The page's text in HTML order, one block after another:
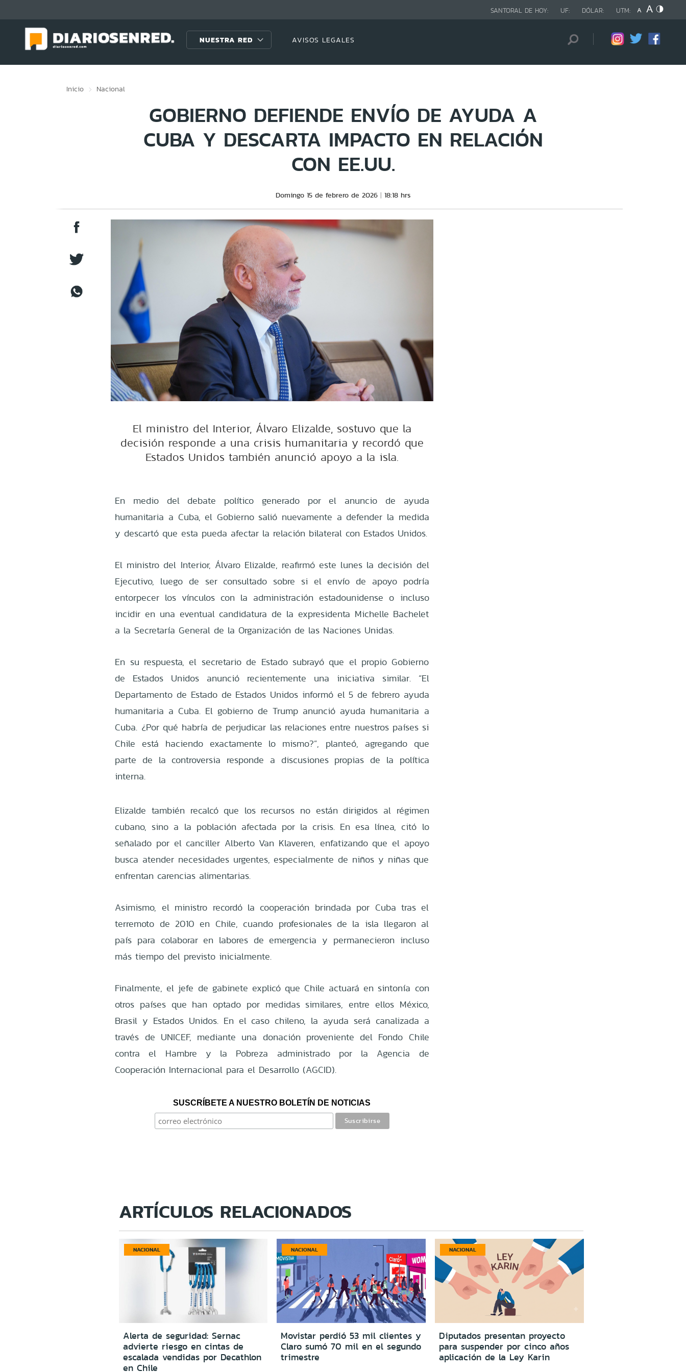
SANTORAL DE HOY: UF: DÓLAR: UTM:
NUESTRA RED AVISOS LEGALES
Inicio Nacional
GOBIERNO DEFIENDE ENVÍO DE AYUDA A
CUBA Y DESCARTA IMPACTO EN RELACIÓN
CON EE.UU.
Domingo 15 de febrero de 2026 18:18 hrs
El ministro del Interior, Álvaro Elizalde, sostuvo que la
decisión responde a una crisis humanitaria y recordó que
Estados Unidos también anunció apoyo a la isla.
En medio del debate político generado por el anuncio de ayuda
humanitaria a Cuba, el Gobierno salió nuevamente a defender la medida
y descartó que esta pueda afectar la relación bilateral con Estados Unidos.
El ministro del Interior, Álvaro Elizalde, reafirmó este lunes la decisión del
Ejecutivo, luego de ser consultado sobre si el envío de apoyo podría
entorpecer los vínculos con la administración estadounidense o incluso
incidir en una eventual candidatura de la expresidenta Michelle Bachelet
a la Secretaría General de la Organización de las Naciones Unidas.
En su respuesta, el secretario de Estado subrayó que el propio Gobierno
de Estados Unidos anunció recientemente una iniciativa similar. “El
Departamento de Estado de Estados Unidos informó el 5 de febrero ayuda
humanitaria a Cuba. El gobierno de Trump anunció ayuda humanitaria a
Cuba. ¿Por qué habría de perjudicar las relaciones entre nuestros países si
Chile está haciendo exactamente lo mismo?”, planteó, agregando que
parte de la controversia responde a discusiones propias de la política
interna.
Elizalde también recalcó que los recursos no están dirigidos al régimen
cubano, sino a la población afectada por la crisis. En esa línea, citó lo
señalado por el canciller Alberto Van Klaveren, enfatizando que el apoyo
busca atender necesidades urgentes, especialmente de niños y niñas que
enfrentan carencias alimentarias.
Asimismo, el ministro recordó la cooperación brindada por Cuba tras el
terremoto de 2010 en Chile, cuando profesionales de la isla llegaron al
país para colaborar en labores de emergencia y permanecieron incluso
más tiempo del previsto inicialmente.
Finalmente, el jefe de gabinete explicó que Chile actuará en sintonía con
otros países que han optado por medidas similares, entre ellos México,
Brasil y Estados Unidos. En el caso chileno, la ayuda será canalizada a
través de UNICEF, mediante una donación proveniente del Fondo Chile
contra el Hambre y la Pobreza administrado por la Agencia de
Cooperación Internacional para el Desarrollo (AGCID).
SUSCRÍBETE A NUESTRO BOLETÍN DE NOTICIAS
ARTÍCULOS RELACIONADOS
NACIONAL
Alerta de seguridad: Sernac
advierte riesgo en cintas de
escalada vendidas por Decathlon
en Chile
NACIONAL
Movistar perdió 53 mil clientes y
Claro sumó 70 mil en el segundo
trimestre
NACIONAL
Diputados presentan proyecto
para suspender por cinco años
aplicación de la Ley Karin